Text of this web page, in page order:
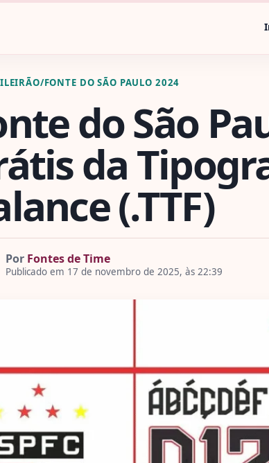
de Time
/FONTE DO SÃO PAULO 2024
do São
da
(.TTF)
Por Fontes de Time
Publicado em 17 de novembro de 2025, às 22:39